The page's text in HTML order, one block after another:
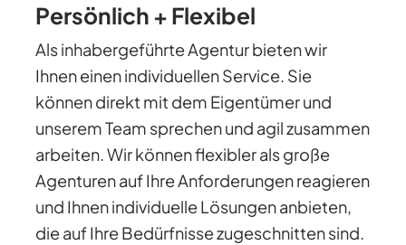
Persönlich + Flexibel
Als inhabergeführte Agentur bieten wir
Ihnen einen individuellen Service. Sie
können direkt mit dem Eigentümer und
unserem Team sprechen und agil zusammen
arbeiten. Wir können flexibler als große
Agenturen auf Ihre Anforderungen reagieren
und Ihnen individuelle Lösungen anbieten,
die auf Ihre Bedürfnisse zugeschnitten sind.